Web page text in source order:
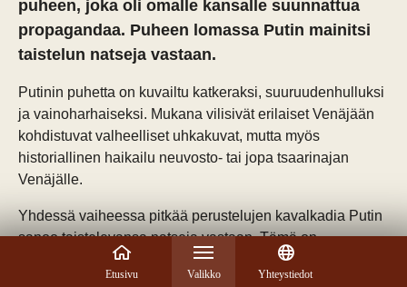
Etusivu Valikko Yhteystiedot
puheen, joka oli omalle kansalle suunnattua
propagandaa. Puheen lomassa Putin mainitsi
taistelun natseja vastaan.
Putinin puhetta on kuvailtu katkeraksi, suuruudenhulluksi
ja vainoharhaiseksi. Mukana vilisivät erilaiset Venäjään
kohdistuvat valheelliset uhkakuvat, mutta myös
historiallinen haikailu neuvosto- tai jopa tsaarinajan
Venäjälle.
Yhdessä vaiheessa pitkää perustelujen kavalkadia Putin
sanoo taistelevansa natseja vastaan. Tämä on
kuulostanut monen mielestä täysin absurdilta
mielikuvituksen tuotteelta. Kuitenkin niin kuin valheissa